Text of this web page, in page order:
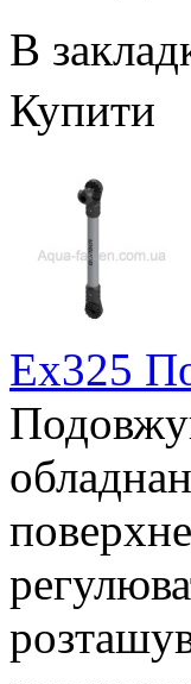
В
Купити
Ex325